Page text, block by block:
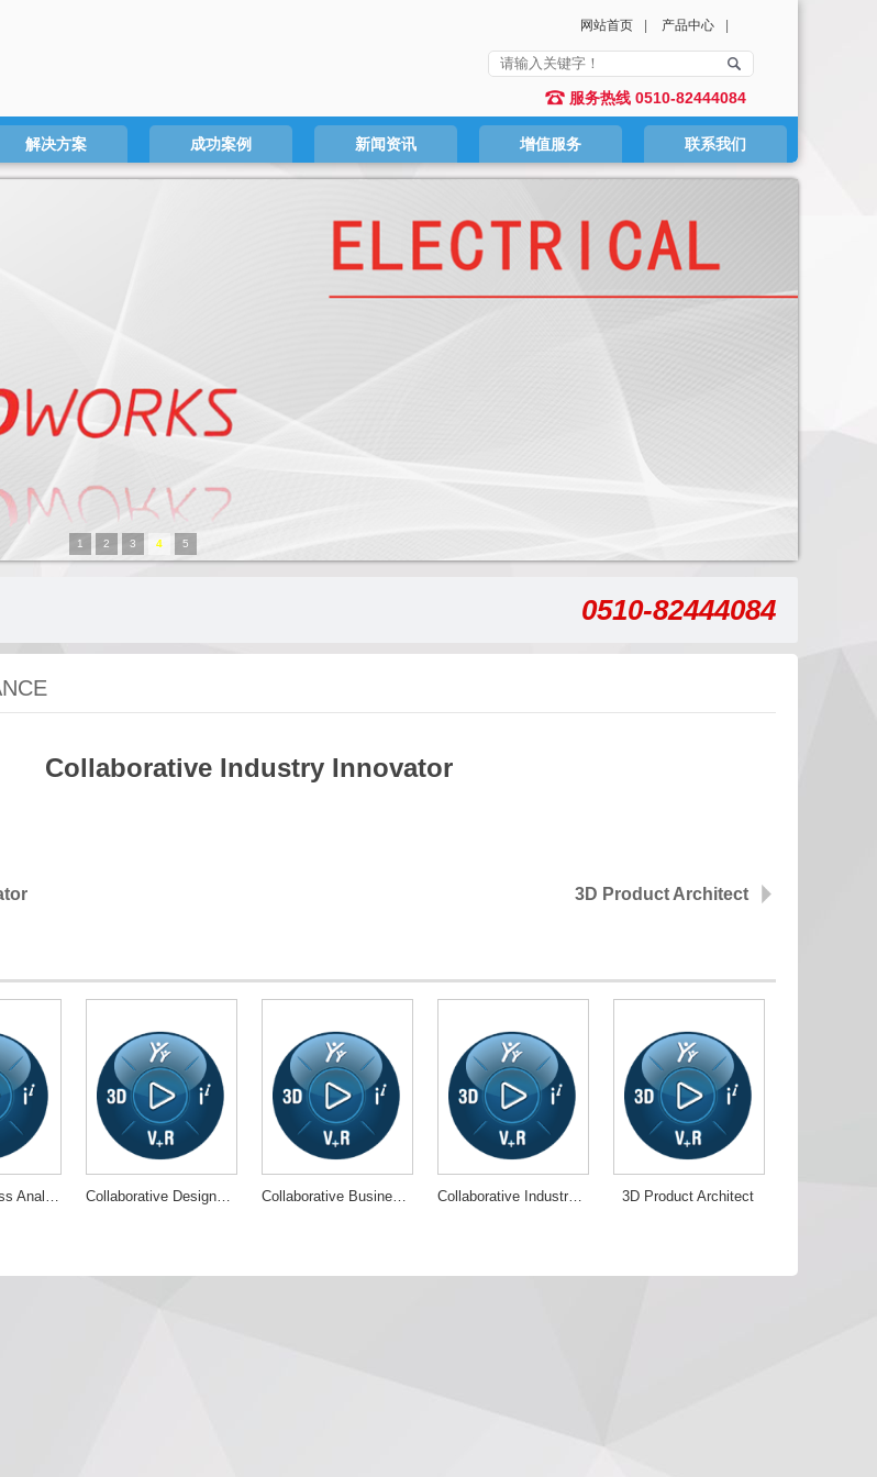
网站首页 产品中心
服务热线 0510-82444084
解决方案 成功案例 新闻资讯 增值服务 联系我们
1 2 3 4 5
0510-82444084
Collaborative Industry Innovator
3D Product Architect
3D Product Architect